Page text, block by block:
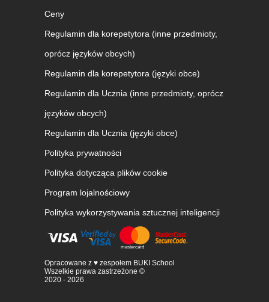
Ceny
Regulamin dla korepetytora (inne przedmioty,
oprócz języków obcych)
Regulamin dla korepetytora (języki obce)
Regulamin dla Ucznia (inne przedmioty, oprócz
języków obcych)
Regulamin dla Ucznia (języki obce)
Polityka prywatności
Polityka dotycząca plików cookie
Program lojalnościowy
Polityka wykorzystywania sztucznej inteligencji
Opracowane z ♥ zespołem BUKI School
Wszelkie prawa zastrzeżone ©
2020 - 2026